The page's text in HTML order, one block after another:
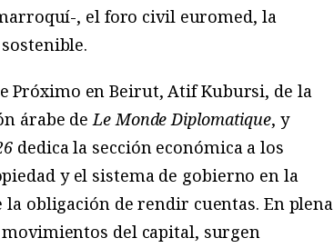
, el foro civil euromed, la
Próximo en Beirut, Atif Kubursi, de la
árabe deLe Monde Diplomatique, y
dedica la sección económica a los
y el sistema de gobierno en la
obligación de rendir cuentas. En plena
del capital, surgen